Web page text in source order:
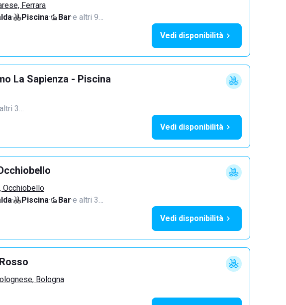
Ferrara
· Piscina· Bar·e altri 9…
Vedi disponibilità
La Sapienza - Piscina
3…
Vedi disponibilità
Occhiobello
· Piscina· Bar·e altri 3…
Vedi disponibilità
Bologna